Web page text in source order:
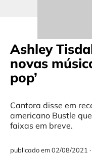
Ashley
novas
pop’
Cantora disse em
americano Bustle
faixas em breve.
publicado em02/08/2021 ·